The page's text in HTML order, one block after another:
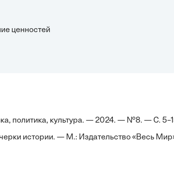
ценностей
политика, культура. — 2024. — №8. — С.
истории. — М.: Издательство «Весь